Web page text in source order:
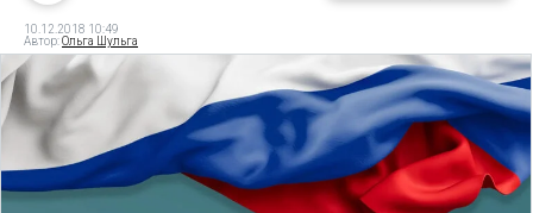
10.12.2018 10:49
Автор:Ольга Шульга